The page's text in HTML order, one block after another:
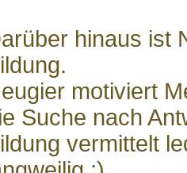
hinaus ist
motiviert
Suche nach
vermittelt